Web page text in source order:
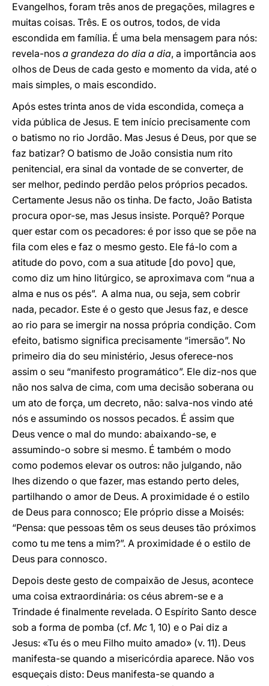
Evangelhos, foram três anos de pregações, milagres e
muitas coisas. Três. E os outros, todos, de vida
escondida em família. É uma bela mensagem para nós:
revela-nos a grandeza do dia a dia, a importância aos
olhos de Deus de cada gesto e momento da vida, até o
mais simples, o mais escondido.
Após estes trinta anos de vida escondida, começa a
vida pública de Jesus. E tem início precisamente com
o batismo no rio Jordão. Mas Jesus é Deus, por que se
faz batizar? O batismo de João consistia num rito
penitencial, era sinal da vontade de se converter, de
ser melhor, pedindo perdão pelos próprios pecados.
Certamente Jesus não os tinha. De facto, João Batista
procura opor-se, mas Jesus insiste. Porquê? Porque
quer estar com os pecadores: é por isso que se põe na
fila com eles e faz o mesmo gesto. Ele fá-lo com a
atitude do povo, com a sua atitude [do povo] que,
como diz um hino litúrgico, se aproximava com “nua a
alma e nus os pés”. A alma nua, ou seja, sem cobrir
nada, pecador. Este é o gesto que Jesus faz, e desce
ao rio para se imergir na nossa própria condição. Com
efeito, batismo significa precisamente “imersão”. No
primeiro dia do seu ministério, Jesus oferece-nos
assim o seu “manifesto programático”. Ele diz-nos que
não nos salva de cima, com uma decisão soberana ou
um ato de força, um decreto, não: salva-nos vindo até
nós e assumindo os nossos pecados. É assim que
Deus vence o mal do mundo: abaixando-se, e
assumindo-o sobre si mesmo. É também o modo
como podemos elevar os outros: não julgando, não
lhes dizendo o que fazer, mas estando perto deles,
partilhando o amor de Deus. A proximidade é o estilo
de Deus para connosco; Ele próprio disse a Moisés:
“Pensa: que pessoas têm os seus deuses tão próximos
como tu me tens a mim?”. A proximidade é o estilo de
Deus para connosco.
Depois deste gesto de compaixão de Jesus, acontece
uma coisa extraordinária: os céus abrem-se e a
Trindade é finalmente revelada. O Espírito Santo desce
sob a forma de pomba (cf. Mc 1, 10) e o Pai diz a
Jesus: «Tu és o meu Filho muito amado» (v. 11). Deus
manifesta-se quando a misericórdia aparece. Não vos
esqueçais disto: Deus manifesta-se quando a